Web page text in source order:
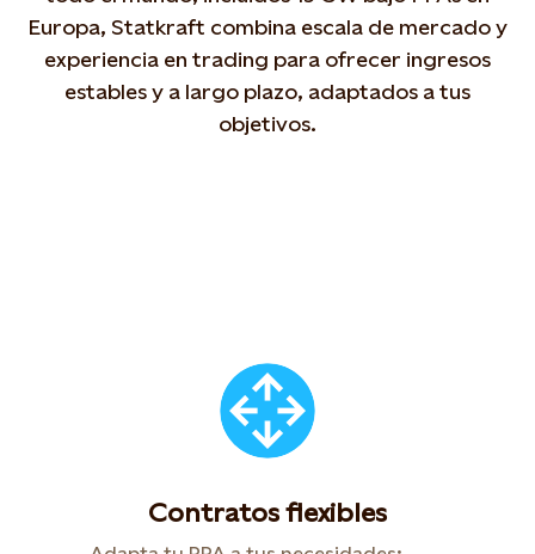
Europa, Statkraft combina escala de mercado y
experiencia en trading para ofrecer ingresos
estables y a largo plazo, adaptados a tus
objetivos.
Contratos flexibles